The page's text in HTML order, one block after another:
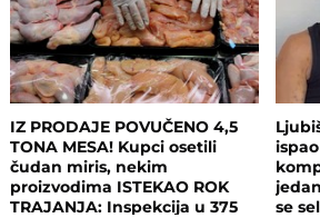
IZ PRODAJE POVUČENO 4,5
TONA MESA! Kupci osetili
čudan miris, nekim
proizvodima ISTEKAO ROK
TRAJANJA: Inspekcija u 375
se